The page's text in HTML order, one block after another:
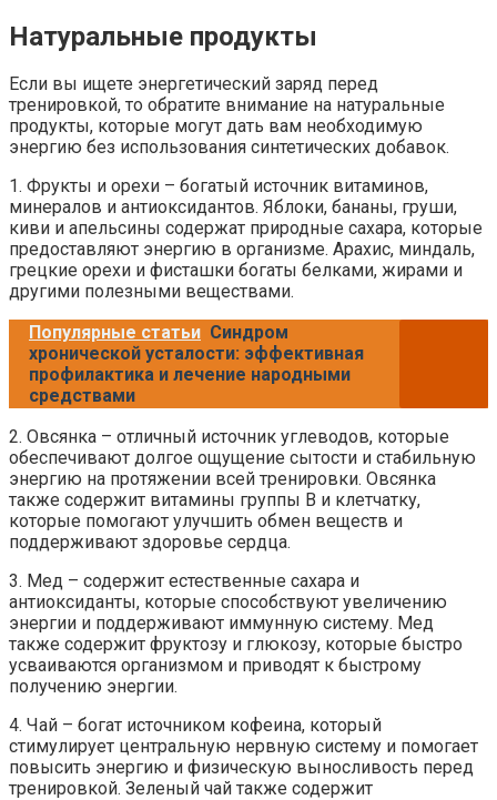
Натуральные продукты
Если вы ищете энергетический заряд перед
тренировкой, то обратите внимание на натуральные
продукты, которые могут дать вам необходимую
энергию без использования синтетических добавок.
1. Фрукты и орехи – богатый источник витаминов,
минералов и антиоксидантов. Яблоки, бананы, груши,
киви и апельсины содержат природные сахара, которые
предоставляют энергию в организме. Арахис, миндаль,
грецкие орехи и фисташки богаты белками, жирами и
другими полезными веществами.
Популярные статьи Синдром
хронической усталости: эффективная
профилактика и лечение народными
средствами
2. Овсянка – отличный источник углеводов, которые
обеспечивают долгое ощущение сытости и стабильную
энергию на протяжении всей тренировки. Овсянка
также содержит витамины группы В и клетчатку,
которые помогают улучшить обмен веществ и
поддерживают здоровье сердца.
3. Мед – содержит естественные сахара и
антиоксиданты, которые способствуют увеличению
энергии и поддерживают иммунную систему. Мед
также содержит фруктозу и глюкозу, которые быстро
усваиваются организмом и приводят к быстрому
получению энергии.
4. Чай – богат источником кофеина, который
стимулирует центральную нервную систему и помогает
повысить энергию и физическую выносливость перед
тренировкой. Зеленый чай также содержит